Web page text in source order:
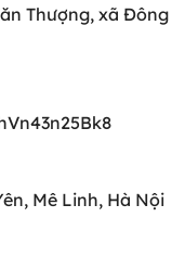
Thượng, xã Đông
Mê Linh, Hà Nội